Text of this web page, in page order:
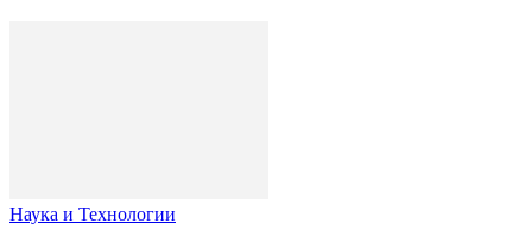
Наука и Технологии